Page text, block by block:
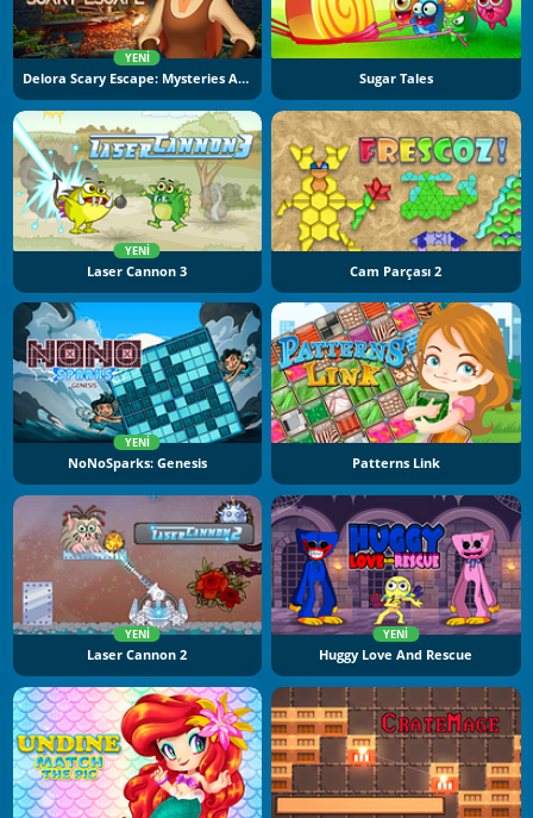
YENI
Delora Scary Escape: Mysteries Adventure Sugar Tales
YENI
Laser Cannon 3 Cam Parçası 2
YENI
NoNoSparks: Genesis Patterns Link
YENI
Laser Cannon 2
YENI
Huggy Love And Rescue